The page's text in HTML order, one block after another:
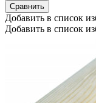
Сравнить
Добавить в список
Добавить в список